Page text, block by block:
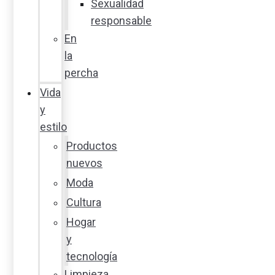
Sexualidad
responsable
En
la
percha
Vida
y
estilo
Productos
nuevos
Moda
Cultura
Hogar
y
tecnología